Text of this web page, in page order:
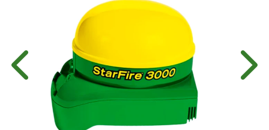
Anterior